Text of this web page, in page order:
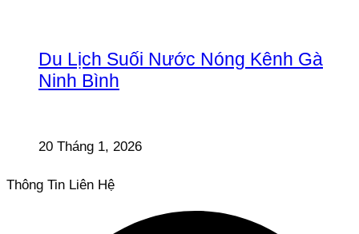
Du Lịch Suối Nước Nóng Kênh Gà
Ninh Bình
20 Tháng 1, 2026
Thông Tin Liên Hệ